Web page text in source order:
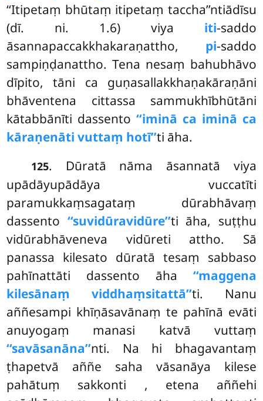
‘‘Itipetaṃ bhūtaṃ itipetaṃ taccha’’ntiādīsu
(dī. ni. 1.6) viya iti-saddo
āsannapaccakkhakaraṇattho, pi-saddo
sampiṇḍanattho. Tena nesaṃ bahubhāvo
dīpito, tāni ca guṇasallakkhaṇakāraṇāni
bhāventena cittassa sammukhībhūtāni
kātabbānīti dassento‘‘iminā ca iminā ca
kāraṇenāti vuttaṃ hotī’’ti āha.
125. Dūratā nāma āsannatā viya
upādāyupādāya vuccatīti
paramukkaṃsagataṃ dūrabhāvaṃ
dassento ‘‘suvidūravidūre’’ti āha, suṭṭhu
vidūrabhāveneva vidūreti attho. Sā
panassa kilesato dūratā tesaṃ sabbaso
pahīnattāti dassento āha ‘‘maggena
kilesānaṃ viddhaṃsitattā’’ti. Nanu
aññesampi khīṇāsavānaṃ te pahīnā evāti
anuyogaṃ manasi katvā vuttaṃ
‘‘savāsanāna’’nti. Na hi bhagavantaṃ
ṭhapetvā aññe saha vāsanāya kilese
pahātuṃ sakkonti , etena aññehi